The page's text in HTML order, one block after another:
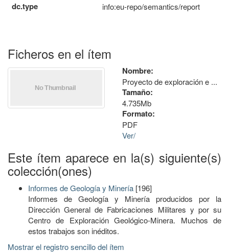
dc.type info:eu-repo/semantics/report
Ficheros en el ítem
Nombre:
Proyecto de exploración e ...
Tamaño:
4.735Mb
Formato:
PDF
Ver/
Este ítem aparece en la(s) siguiente(s)
colección(ones)
Informes de Geología y Minería [196]
Informes de Geología y Minería producidos por la
Dirección General de Fabricaciones Militares y por su
Centro de Exploración Geológico-Minera. Muchos de
estos trabajos son inéditos.
Mostrar el registro sencillo del ítem